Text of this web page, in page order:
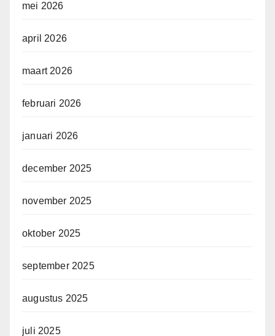
mei 2026
april 2026
maart 2026
februari 2026
januari 2026
december 2025
november 2025
oktober 2025
september 2025
augustus 2025
juli 2025